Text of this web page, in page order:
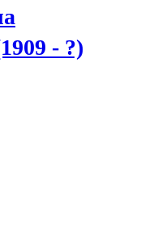
- ?)